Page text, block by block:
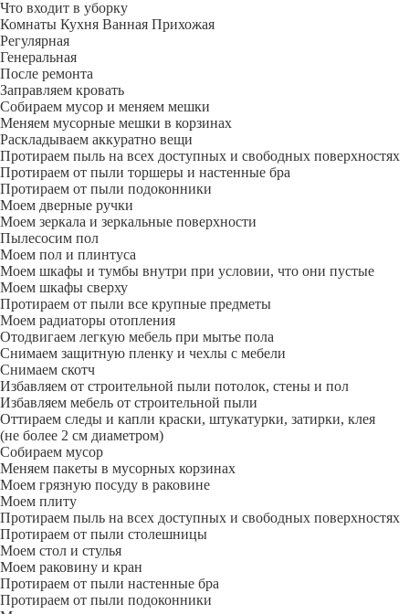
Что входит в уборку
Регу­лярная
Гене­ральная
После ремонта
Заправляем кровать
Собираем мусор и меняем мешки
Меняем мусорные мешки в корзинах
Раскладываем аккуратно вещи
Протираем пыль на всех доступных и свободных поверхностях
Протираем от пыли торшеры и настенные бра
Протираем от пыли подоконники
Моем дверные ручки
Моем зеркала и зеркальные поверхности
Пылесосим пол
Моем пол и плинтуса
Моем шкафы и тумбы внутри при условии, что они пустые
Моем шкафы сверху
Протираем от пыли все крупные предметы
Моем радиаторы отопления
Отодвигаем легкую мебель при мытье пола
Снимаем защитную пленку и чехлы с мебели
Снимаем скотч
Избавляем от строительной пыли потолок, стены и пол
Избавляем мебель от строительной пыли
Оттираем следы и капли краски, штукатурки, затирки, клея
(не более 2 см диаметром)
Собираем мусор
Меняем пакеты в мусорных корзинах
Моем грязную посуду в раковине
Моем плиту
Протираем пыль на всех доступных и свободных поверхностях
Протираем от пыли столешницы
Моем стол и стулья
Моем раковину и кран
Протираем от пыли настенные бра
Протираем от пыли подоконники